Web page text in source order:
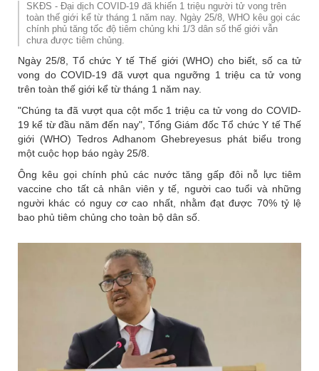
SKĐS - Đại dịch COVID-19 đã khiến 1 triệu người tử vong trên
toàn thế giới kể từ tháng 1 năm nay. Ngày 25/8, WHO kêu gọi các
chính phủ tăng tốc độ tiêm chủng khi 1/3 dân số thế giới vẫn
chưa được tiêm chủng.
Ngày 25/8, Tổ chức Y tế Thế giới (WHO) cho biết, số ca tử
vong do COVID-19 đã vượt qua ngưỡng 1 triệu ca tử vong
trên toàn thế giới kể từ tháng 1 năm nay.
"Chúng ta đã vượt qua cột mốc 1 triệu ca tử vong do COVID-
19 kể từ đầu năm đến nay", Tổng Giám đốc Tổ chức Y tế Thế
giới (WHO) Tedros Adhanom Ghebreyesus phát biểu trong
một cuộc họp báo ngày 25/8.
Ông kêu gọi chính phủ các nước tăng gấp đôi nỗ lực tiêm
vaccine cho tất cả nhân viên y tế, người cao tuổi và những
người khác có nguy cơ cao nhất, nhằm đạt được 70% tỷ lệ
bao phủ tiêm chủng cho toàn bộ dân số.